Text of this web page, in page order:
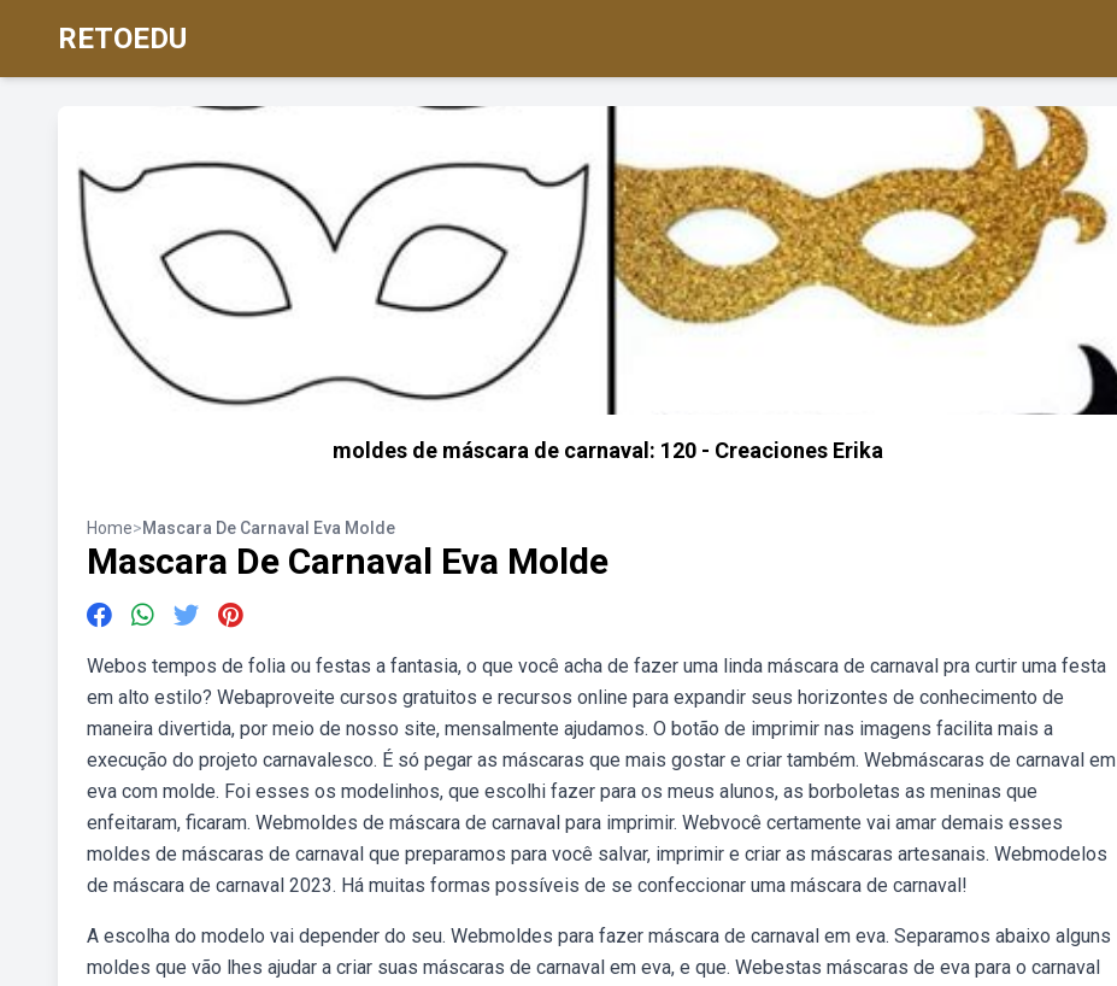
RETOEDU
moldes de máscara de carnaval: 120 - Creaciones Erika
Home>Mascara De Carnaval Eva Molde
Mascara De Carnaval Eva Molde
Webos tempos de folia ou festas a fantasia, o que você acha de fazer uma linda máscara de carnaval pra curtir uma festa
em alto estilo? Webaproveite cursos gratuitos e recursos online para expandir seus horizontes de conhecimento de
maneira divertida, por meio de nosso site, mensalmente ajudamos. O botão de imprimir nas imagens facilita mais a
execução do projeto carnavalesco. É só pegar as máscaras que mais gostar e criar também. Webmáscaras de carnaval em
eva com molde. Foi esses os modelinhos, que escolhi fazer para os meus alunos, as borboletas as meninas que
enfeitaram, ficaram. Webmoldes de máscara de carnaval para imprimir. Webvocê certamente vai amar demais esses
moldes de máscaras de carnaval que preparamos para você salvar, imprimir e criar as máscaras artesanais. Webmodelos
de máscara de carnaval 2023. Há muitas formas possíveis de se confeccionar uma máscara de carnaval!
A escolha do modelo vai depender do seu. Webmoldes para fazer máscara de carnaval em eva. Separamos abaixo alguns
moldes que vão lhes ajudar a criar suas máscaras de carnaval em eva, e que. Webestas máscaras de eva para o carnaval